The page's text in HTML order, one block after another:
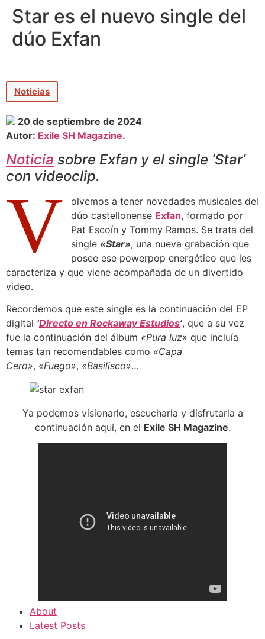
Star es el nuevo single del
dúo Exfan
Noticias
20 de septiembre de 2024
Autor: Exile SH Magazine.
Noticia sobre Exfan y el single ‘Star’
con videoclip.
V
olvemos a tener novedades musicales del
dúo castellonense Exfan, formado por
Pat Escoín y Tommy Ramos. Se trata del
single «Star», una nueva grabación que
posee ese powerpop energético que les
caracteriza y que viene acompañada de un divertido
video.
Recordemos que este single es la continuación del EP
digital ‘Directo en Rockaway Estudios’, que a su vez
fue la continuación del álbum «Pura luz» que incluía
temas tan recomendables como «Capa
Cero», «Fuego», «Basilisco»…
Ya podemos visionarlo, escucharla y disfrutarla a
continuación aquí, en el Exile SH Magazine.
About
Latest Posts